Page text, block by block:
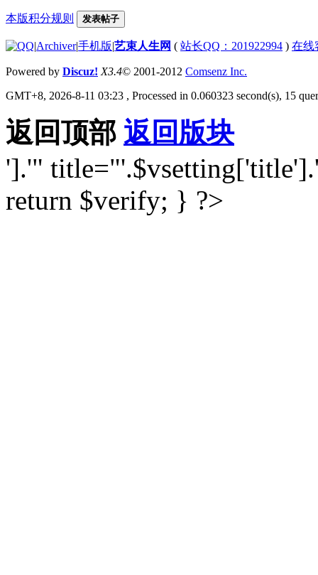
本版积分规则 发表帖子
|Archiver|手机版|艺束人生网 ( 站长QQ：201922994 ) 在线
Powered by Discuz! X3.4© 2001-2012 Comsenz Inc.
GMT+8, 2026-8-11 03:23 , Processed in 0.060323 second(s), 15
返回顶部 返回版块
'].'"
return $verify; } ?>